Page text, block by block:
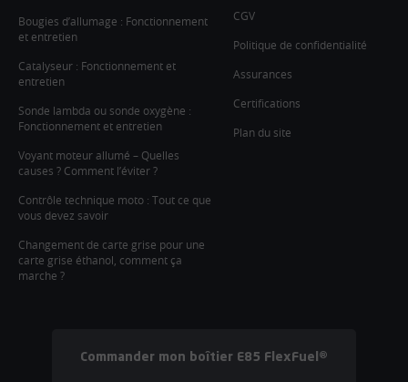
Bougies d’allumage : Fonctionnement
et entretien
Catalyseur : Fonctionnement et
entretien
Sonde lambda ou sonde oxygène :
Fonctionnement et entretien
Voyant moteur allumé – Quelles
causes ? Comment l’éviter ?
Contrôle technique moto : Tout ce que
vous devez savoir
Changement de carte grise pour une
carte grise éthanol, comment ça
marche ?
CGV
Politique de confidentialité
Assurances
Certifications
Plan du site
Commander mon boîtier E85 FlexFuel®